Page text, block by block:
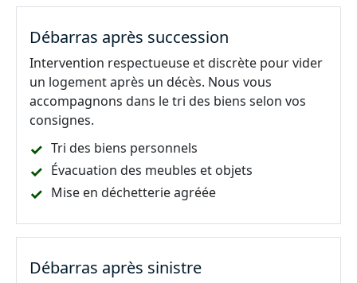
Débarras après succession
Intervention respectueuse et discrète pour vider
un logement après un décès. Nous vous
accompagnons dans le tri des biens selon vos
consignes.
Tri des biens personnels
Évacuation des meubles et objets
Mise en déchetterie agréée
Débarras après sinistre